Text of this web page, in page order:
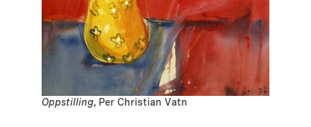
Oppstilling, Per Christian Vatn